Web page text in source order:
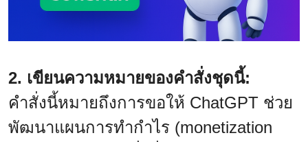
2. เขียนความหมายของคำสั่งชุดนี้:
คำสั่งนี้หมายถึงการขอให้ ChatGPT ช่วย
พัฒนาแผนการทำกำไร (monetization